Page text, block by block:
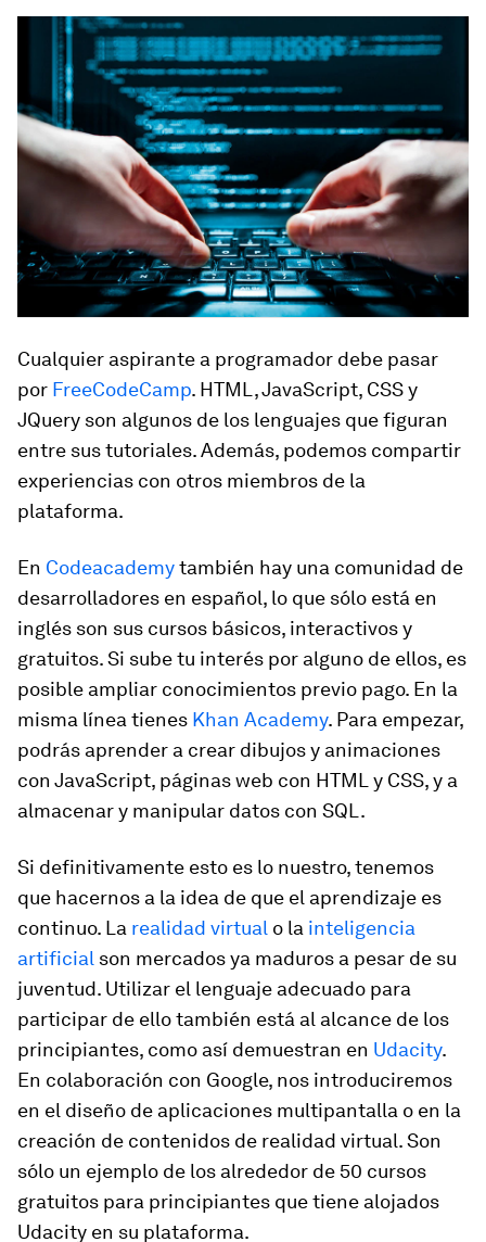
Cualquier aspirante a programador debe pasar
por FreeCodeCamp. HTML, JavaScript, CSS y
JQuery son algunos de los lenguajes que figuran
entre sus tutoriales. Además, podemos compartir
experiencias con otros miembros de la
plataforma.
En Codeacademytambién hay una comunidad de
desarrolladores en español, lo que sólo está en
inglés son sus cursos básicos, interactivos y
gratuitos. Si sube tu interés por alguno de ellos, es
posible ampliar conocimientos previo pago. En la
misma línea tienes Khan Academy. Para empezar,
podrás aprender a crear dibujos y animaciones
con JavaScript, páginas web con HTML y CSS, y a
almacenar y manipular datos con SQL.
Si definitivamente esto es lo nuestro, tenemos
que hacernos a la idea de que el aprendizaje es
continuo. La realidad virtual o la inteligencia
artificial son mercados ya maduros a pesar de su
juventud. Utilizar el lenguaje adecuado para
participar de ello también está al alcance de los
principiantes, como así demuestran en Udacity.
En colaboración con Google, nos introduciremos
en el diseño de aplicaciones multipantalla o en la
creación de contenidos de realidad virtual. Son
sólo un ejemplo de los alrededor de 50 cursos
gratuitos para principiantes que tiene alojados
Udacity en su plataforma.